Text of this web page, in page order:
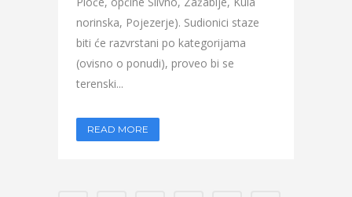
norinska, Pojezerje). Sudionici staze
biti će razvrstani po kategorijama
(ovisno o ponudi), proveo bi se
terenski...
READ MORE